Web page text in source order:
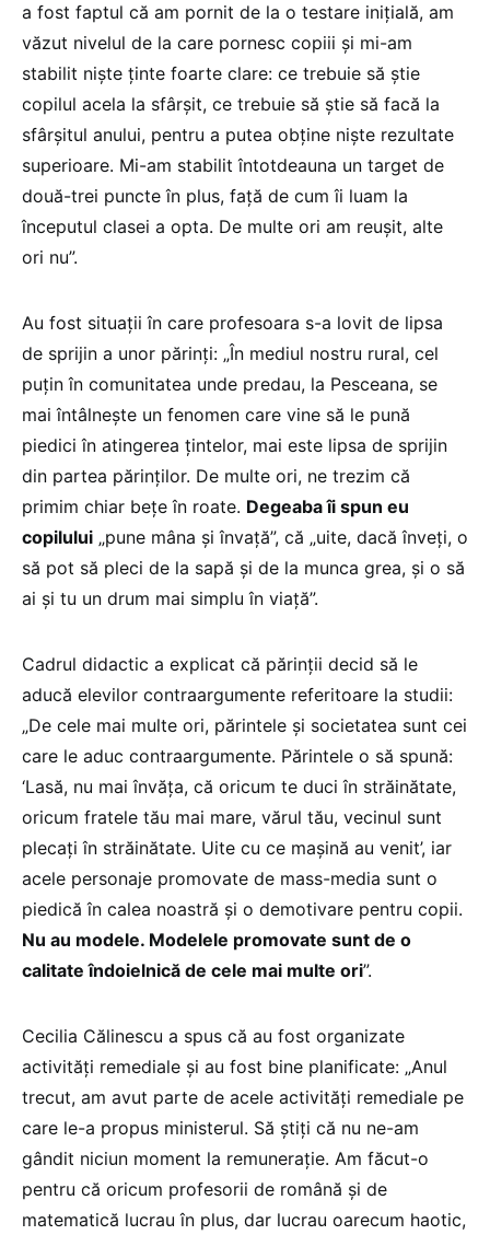
a fost faptul că am pornit de la o testare inițială, am
văzut nivelul de la care pornesc copiii și mi-am
stabilit niște ținte foarte clare: ce trebuie să știe
copilul acela la sfârșit, ce trebuie să știe să facă la
sfârșitul anului, pentru a putea obține niște rezultate
superioare. Mi-am stabilit întotdeauna un target de
două-trei puncte în plus, față de cum îi luam la
începutul clasei a opta. De multe ori am reușit, alte
ori nu”.
Au fost situații în care profesoara s-a lovit de lipsa
de sprijin a unor părinți: „În mediul nostru rural, cel
puțin în comunitatea unde predau, la Pesceana, se
mai întâlnește un fenomen care vine să le pună
piedici în atingerea țintelor, mai este lipsa de sprijin
din partea părinților. De multe ori, ne trezim că
primim chiar bețe în roate. Degeaba îi spun eu
copilului „pune mâna și învață”, că „uite, dacă înveți, o
să pot să pleci de la sapă și de la munca grea, și o să
ai și tu un drum mai simplu în viață”.
Cadrul didactic a explicat că părinții decid să le
aducă elevilor contraargumente referitoare la studii:
„De cele mai multe ori, părintele și societatea sunt cei
care le aduc contraargumente. Părintele o să spună:
‘Lasă, nu mai învăța, că oricum te duci în străinătate,
oricum fratele tău mai mare, vărul tău, vecinul sunt
plecați în străinătate. Uite cu ce mașină au venit’, iar
acele personaje promovate de mass-media sunt o
piedică în calea noastră și o demotivare pentru copii.
Nu au modele. Modelele promovate sunt de o
calitate îndoielnică de cele mai multe ori”.
Cecilia Călinescu a spus că au fost organizate
activități remediale și au fost bine planificate: „Anul
trecut, am avut parte de acele activități remediale pe
care le-a propus ministerul. Să știți că nu ne-am
gândit niciun moment la remunerație. Am făcut-o
pentru că oricum profesorii de română și de
matematică lucrau în plus, dar lucrau oarecum haotic,